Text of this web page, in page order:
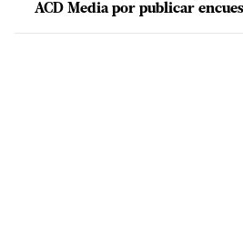
ACD Media por publicar